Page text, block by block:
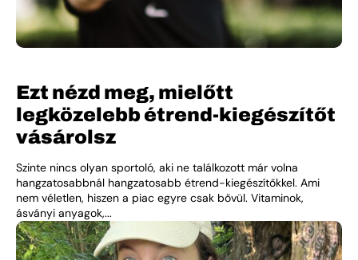
Ezt nézd meg, mielőtt
legközelebb étrend-kiegészítőt
vásárolsz
Szinte nincs olyan sportoló, aki ne találkozott már volna
hangzatosabbnál hangzatosabb étrend-kiegészítőkkel. Ami
nem véletlen, hiszen a piac egyre csak bővül. Vitaminok,
ásványi anyagok,...